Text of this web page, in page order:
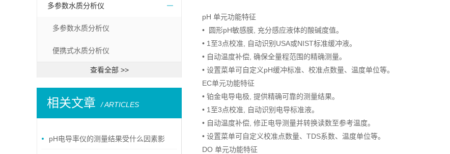
多参数水质分析仪
多参数水质分析仪
便携式水质分析仪
查看全部 >>
相关文章 / ARTICLES
pH电导率仪的测量结果受什么因素影
pH 单元功能特征
• 圆形pH敏感膜, 充分感应液体的酸碱度值。
• 1至3点校准, 自动识别USA或NIST标准缓冲液。
• 自动温度补偿, 确保全量程范围的精确测量。
• 设置菜单可自定义pH缓冲标准、校准点数量、温度单位等。
EC单元功能特征
• 铂金电导电极, 提供精确可靠的测量结果。
• 1至3点校准, 自动识别电导标准液。
• 自动温度补偿, 修正电导测量并转换读数至参考温度。
• 设置菜单可自定义校准点数量、TDS系数、温度单位等。
DO 单元功能特征